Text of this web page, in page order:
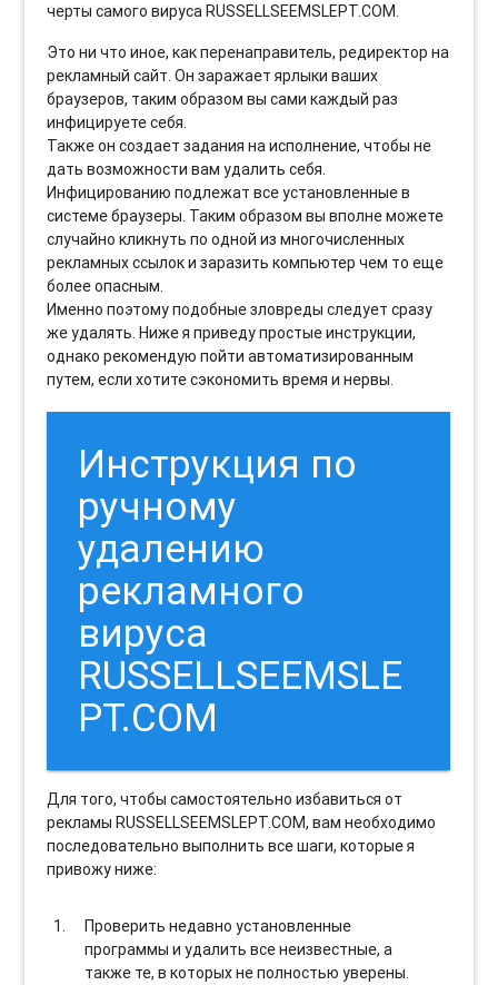
черты самого вируса RUSSELLSEEMSLEPT.COM.
Это ни что иное, как перенаправитель, редиректор на
рекламный сайт. Он заражает ярлыки ваших
браузеров, таким образом вы сами каждый раз
инфицируете себя.
Также он создает задания на исполнение, чтобы не
дать возможности вам удалить себя.
Инфицированию подлежат все установленные в
системе браузеры. Таким образом вы вполне можете
случайно кликнуть по одной из многочисленных
рекламных ссылок и заразить компьютер чем то еще
более опасным.
Именно поэтому подобные зловреды следует сразу
же удалять. Ниже я приведу простые инструкции,
однако рекомендую пойти автоматизированным
путем, если хотите сэкономить время и нервы.
Инструкция по
ручному
удалению
рекламного
вируса
RUSSELLSEEMSLE
PT.COM
Для того, чтобы самостоятельно избавиться от
рекламы RUSSELLSEEMSLEPT.COM, вам необходимо
последовательно выполнить все шаги, которые я
привожу ниже:
Проверить недавно установленные
программы и удалить все неизвестные, а
также те, в которых не полностью уверены.